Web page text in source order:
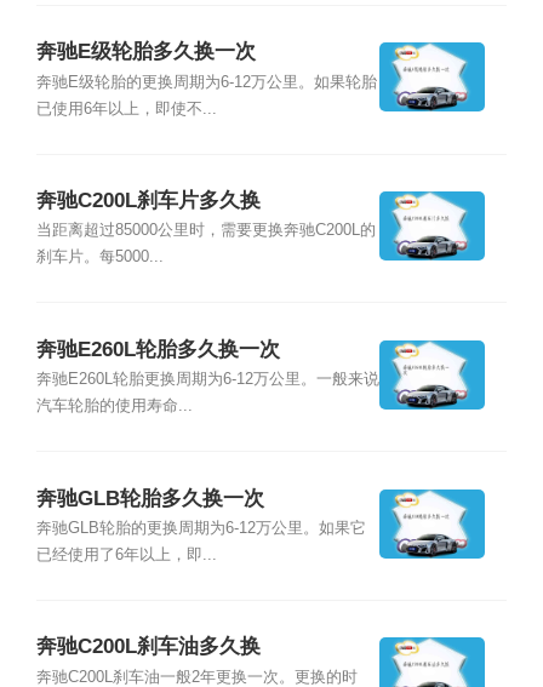
奔驰E级轮胎多久换一次
奔驰E级轮胎的更换周期为6-12万公里。如果轮胎
已使用6年以上，即使不...
奔驰C200L刹车片多久换
当距离超过85000公里时，需要更换奔驰C200L的
刹车片。每5000...
奔驰E260L轮胎多久换一次
奔驰E260L轮胎更换周期为6-12万公里。一般来说
汽车轮胎的使用寿命...
奔驰GLB轮胎多久换一次
奔驰GLB轮胎的更换周期为6-12万公里。如果它
已经使用了6年以上，即...
奔驰C200L刹车油多久换
奔驰C200L刹车油一般2年更换一次。更换的时